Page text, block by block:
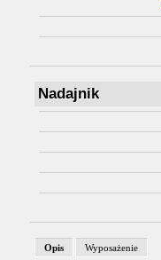
Nadajnik
Opis Wyposażenie